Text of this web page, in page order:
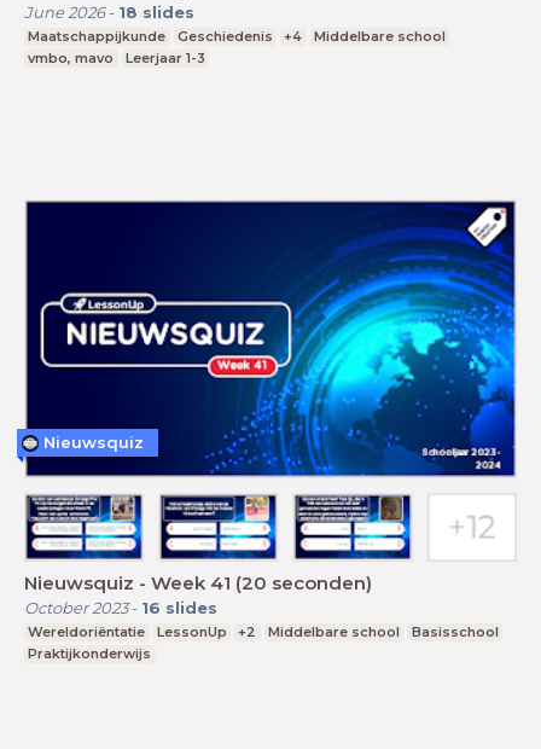
June 2026- 18 slides
Maatschappijkunde Geschiedenis +4
Middelbare school
vmbo, mavo
Leerjaar 1-3
Nieuwsquiz - Week 41 (20 seconden)
October 2023- 16 slides
Wereldoriëntatie LessonUp +2 Middelbare school
Basisschool
Praktijkonderwijs
Nieuwsquiz